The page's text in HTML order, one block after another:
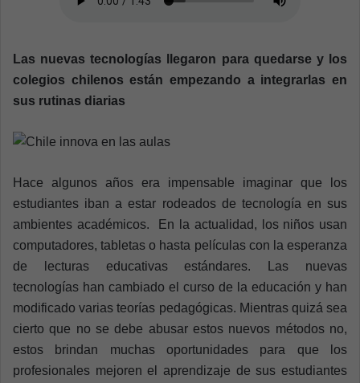
Las nuevas tecnologías llegaron para quedarse y los
colegios chilenos están empezando a integrarlas en
sus rutinas diarias
Hace algunos años era impensable imaginar que los
estudiantes iban a estar rodeados de tecnología en sus
ambientes académicos. En la actualidad, los niños usan
computadores, tabletas o hasta películas con la esperanza
de lecturas educativas estándares. Las nuevas
tecnologías han cambiado el curso de la educación y han
modificado varias teorías pedagógicas. Mientras quizá sea
cierto que no se debe abusar estos nuevos métodos no,
estos brindan muchas oportunidades para que los
profesionales mejoren el aprendizaje de sus estudiantes